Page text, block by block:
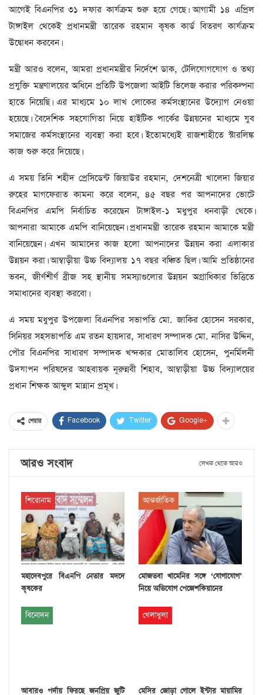
আগেই বিএনপির ৩১ দফার কার্যক্রম শুরু হয়ে গেছে। আগামী ১৪ এপ্রিল
টাঙ্গাইল থেকেই প্রধানমন্ত্রী তারেক রহমান কৃষক কার্ড বিতরণ কার্যক্রম
উদ্বোধন করবেন।
মন্ত্রী আরও বলেন, আমরা প্রধানমন্ত্রীর নির্দেশে ডাক, টেলিযোগযোগ ও তথ্য
প্রযুক্তি মন্ত্রণালয়ের অধিনে প্রতিটি উপজেলা আইটি ভিলেজ করার পরিকল্পনা
হাতে নিয়েছি। এর মাধ্যমে ১০ লাখ লোকের কর্মসংস্থানের উদ্যোগ নেওয়া
হয়েছে। বৈদেশিক সহযোগিতা নিয়ে হাইটিক পার্কের উন্নয়নের মাধ্যমে যুব
সমাজের কর্মসংস্থানের ব্যবস্থা করা হবে। ইতোমধ্যেই রাজশাহীতে স্টারলিঙ্ক
কাজ শুরু করে দিয়েছে।
এ সময় তিনি শহীদ প্রেসিডেন্ট জিয়াউর রহমান, দেশনেত্রী খালেদা জিয়ার
রুহের মাগফেরাত কামনা করে বলেন, ৪৫ বছর পর আপনাদের ভোটে
বিএনপির এমপি নির্বাচিত করেছেন টাঙ্গাইল-১ মধুপুর ধনবাড়ী থেকে।
আপনারা আমাকে এমপি বানিয়েছেন। প্রধানমন্ত্রী তারেক রহমান আমাকে মন্ত্রী
বানিয়েছেন। এখন আমাদের কাজ হলো আপনাদের উন্নয়ন করা এলাকার
উন্নয়ন করা। আম্বাড়ীয়া উচ্চ বিদ্যালয় ১৭ বছর বঞ্চিত ছিল। আমি প্রতিষ্ঠানের
ভবন, জীর্ণশীর্ণ ব্রীজ সহ স্থানীয় সমস্যাগুলোর উন্নয়ন অগ্রাধিকার ভিত্তিতে
সমাধানের ব্যবস্থা করবো।
এ সময় মধুপুর উপজেলা বিএনপির সভাপতি মো. জাকির হোসেন সরকার,
সিনিয়র সহসভাপতি এম রতন হায়দার, সাধারণ সম্পাদক মো. নাসির উদ্দিন,
পৌর বিএনপির সাধারণ সম্পাদক খন্দকার মোতালিব হোসেন, পুনর্মিলনী
উদযাপন পরিষদের আহবায়ক নূরুন্নবী শিহাব, আম্বাড়ীয়া উচ্চ বিদ্যালয়ের
প্রধান শিক্ষক আব্দুল মান্নান প্রমূখ।
শেয়ার Facebook Twitter Google+
আরও সংবাদ লেখক থেকে আরও
শিরোনাম
মহাদেবপুরে বিএনপি নেতার মদদে
কৃষকের
আন্তর্জাতিক
মোজতবা খামেনির সঙ্গে ‘যোগাযোগ’
নিয়ে অভিযোগ পেজেশকিয়ানের
বিনোদন
আবারও পর্দায় ফিরছে জনপ্রিয় জুটি
খেলাধুলা
মেসির জোড়া গোলে ইন্টার মায়ামির